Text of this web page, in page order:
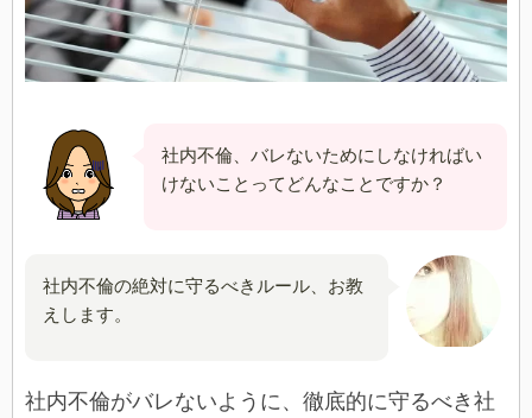
社内不倫、バレないためにしなければい
けないことってどんなことですか？
社内不倫の絶対に守るべきルール、お教
えします。
社内不倫がバレないように、徹底的に守るべき社